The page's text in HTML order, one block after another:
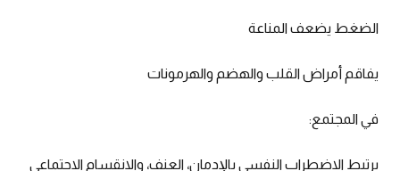
الضغط يضعف المناعة
يفاقم أمراض القلب والهضم والهرمونات
في المجتمع:
يرتبط الاضطراب النفسي بالإدمان، العنف، والانقسام الاجتماعي